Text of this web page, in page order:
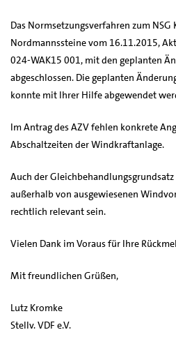
Das Normsetzungsverfahren zum
Nordmannssteine vom 16.11.2015,
024-WAK15 001, mit den geplanten
abgeschlossen. Die geplanten
konnte mit Ihrer Hilfe abgewendet
Im Antrag des AZV fehlen konkrete
Abschaltzeiten der Windkraftanlage.
Auch der
außerhalb von ausgewiesenen
rechtlich relevant sein.
Vielen Dank im Voraus für Ihre
Mit freundlichen Grüßen,
Lutz Kromke
Stellv. VDF e.V.